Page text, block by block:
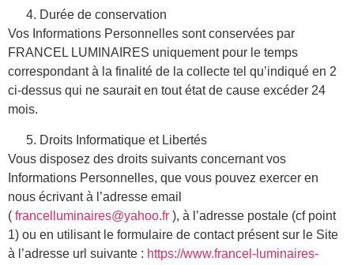
Durée de conservation
Vos Informations Personnelles sont conservées par
FRANCEL LUMINAIRES uniquement pour le temps
correspondant à la finalité de la collecte tel qu’indiqué en 2
ci-dessus qui ne saurait en tout état de cause excéder 24
mois.
Droits Informatique et Libertés
Vous disposez des droits suivants concernant vos
Informations Personnelles, que vous pouvez exercer en
nous écrivant à l’adresse email
( francelluminaires@yahoo.fr ), à l’adresse postale (cf point
1) ou en utilisant le formulaire de contact présent sur le Site
à l’adresse url suivante : https://www.francel-luminaires-